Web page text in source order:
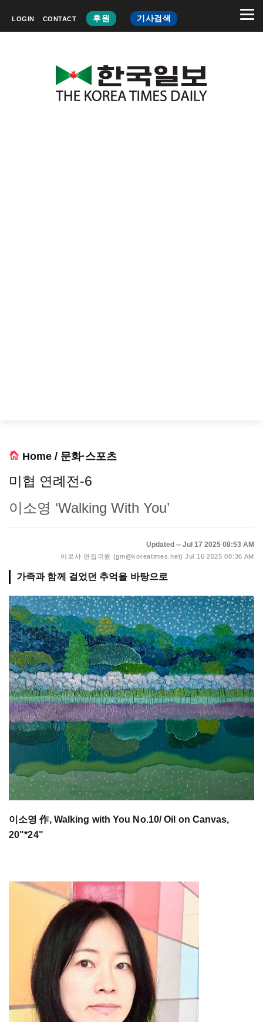
LOGIN CONTACT 후원 기사검색
Home / 문화·스포츠
미협 연례전-6
이소영 ‘Walking With You’
Updated -- Jul 17 2025 08:53 AM
이로사 편집위원 (gm@koreatimes.net) Jul 16 2025 08:36 AM
가족과 함께 걸었던 추억을 바탕으로
이소영 作, Walking with You No.10/ Oil on Canvas,
20"*24"